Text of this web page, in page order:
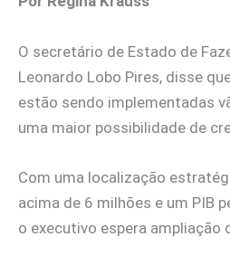
O secretário de Estado de
Leonardo Lobo Pires, disse
estão sendo implementadas
uma maior possibilidade de
Com uma localização
acima de 6 milhões e um PIB
o executivo espera ampliação